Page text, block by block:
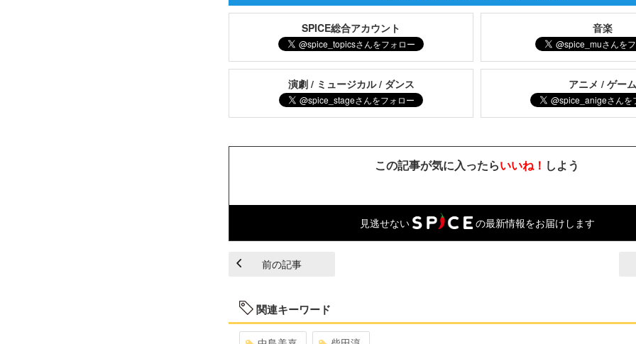
SPICE総合アカウント 音楽
演劇 / ミュージカル / ダンス アニメ / ゲー
この記事が気に入ったらいいね！ しよう
見逃せない の最新情報をお届けします
前の記事
関連キーワード